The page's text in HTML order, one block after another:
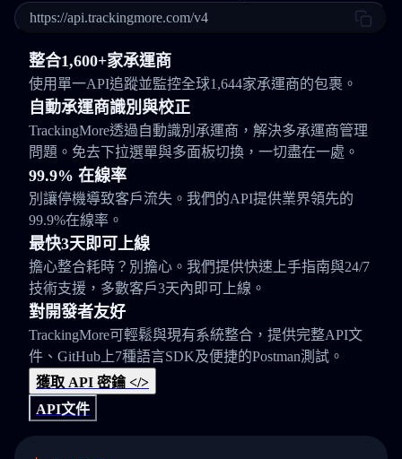
https://api.trackingmore.com/v4
整合1,600+家承運商
使用單一API追蹤並監控全球1,644家承運商的包裹。
自動承運商識別與校正
TrackingMore透過自動識別承運商，解決多承運商管理
問題。免去下拉選單與多面板切換，一切盡在一處。
99.9% 在線率
別讓停機導致客戶流失。我們的API提供業界領先的
99.9%在線率。
最快3天即可上線
擔心整合耗時？別擔心。我們提供快速上手指南與24/7
技術支援，多數客戶3天內即可上線。
對開發者友好
TrackingMore可輕鬆與現有系統整合，提供完整API文
件、GitHub上7種語言SDK及便捷的Postman測試。
獲取 API 密鑰 </>
API文件